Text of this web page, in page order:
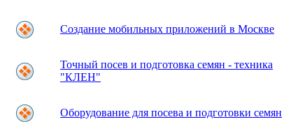
Создание мобильных приложений в Москве
Точный посев и подготовка семян - техника
"КЛЕН"
Оборудование для посева и подготовки семян